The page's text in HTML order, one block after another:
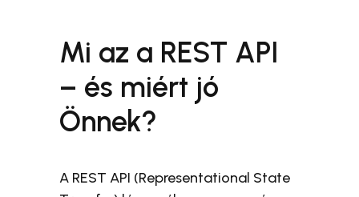
Mi az a REST API
– és miért jó
Önnek?
A REST API (Representational State